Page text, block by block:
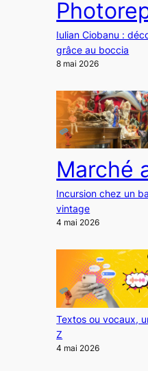
Iulian Ciobanu :
grâce au boccia
8 mai 2026
Marché
Incursion chez un
vintage
4 mai 2026
Textos ou vocaux,
Z
4 mai 2026